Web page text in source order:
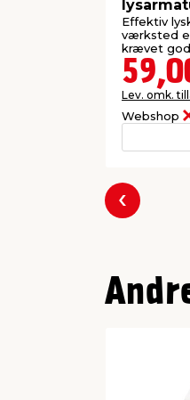
Effektiv
værksted
krævet
lumen.
Lev. omk.
Webshop
Forrige